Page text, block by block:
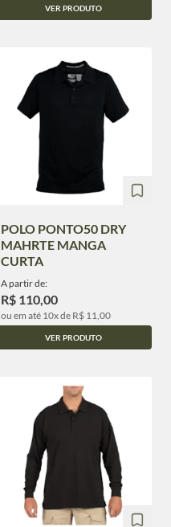
VER PRODUTO
POLO PONTO50 DRY
MAHRTE MANGA
CURTA
A partir de:
R$ 110,00
ou em até 10x de R$ 11,00
VER PRODUTO